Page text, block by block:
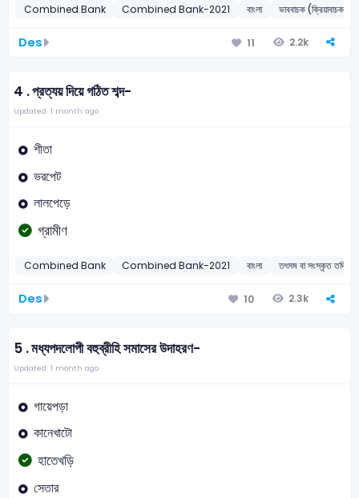
Combined Bank Combined Bank-2021 বাংলা ভাববাচক (ক্রিয়াবাচক)
Des 11 2.2k
4 .প্রত্যয় দিয়ে গঠিত শব্দ-
Updated: 1 month ago
শীতা
ভরপেট
লালপেড়ে
গ্রামীণ
Combined Bank Combined Bank-2021 বাংলা তৎসম বা সংস্কৃত তদ্ধিত
Des 10 2.3k
5 .মধ্যপদলোপী বহুব্রীহি সমাসের উদাহরণ-
Updated: 1 month ago
গায়েপড়া
কানেখাটো
হাতেখড়ি
সেতার